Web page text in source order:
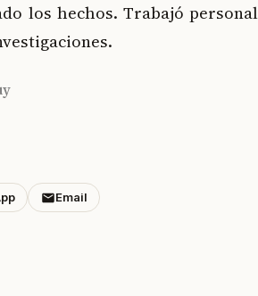
los hechos. Trabajó personal
Email